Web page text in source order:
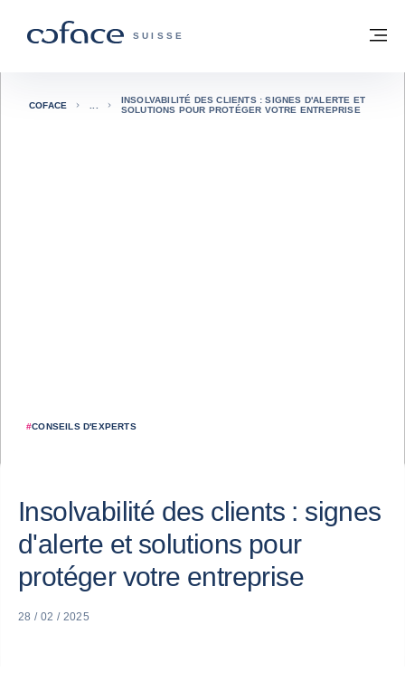
COFACE, FOR TRADE - PAGE
SUISSE
Retour à la page d'accueil
#CONSEILS D'EXPERTS
COFACE
INSOLVABILITÉ DES CLIENTS : SIGNES D'ALERTE ET
SOLUTIONS POUR PROTÉGER VOTRE ENTREPRISE
Insolvabilité des clients : signes
d'alerte et solutions pour
protéger votre entreprise
28 / 02 / 2025